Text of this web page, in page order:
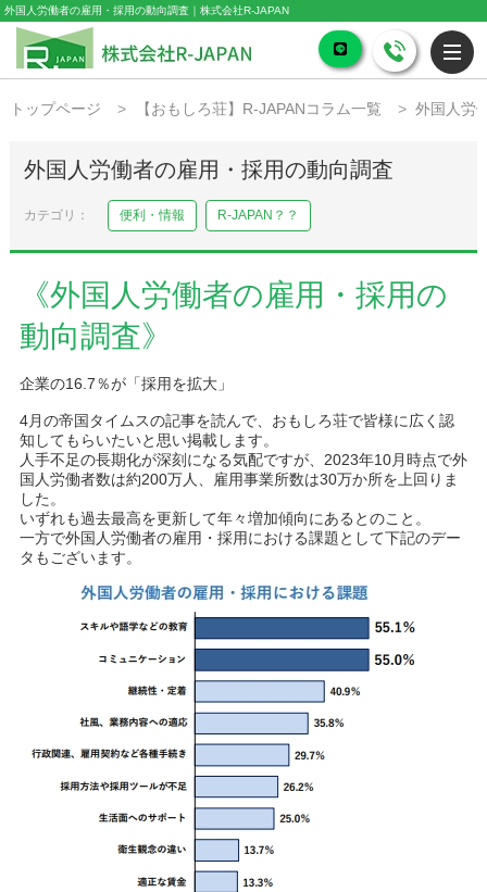
外国人労働者の雇用・採用の動向調査｜株式会社R-JAPAN
トップページ 【おもしろ荘】R-JAPANコラム一覧 外国人労
外国人労働者の雇用・採用の動向調査
便利・情報 R-JAPAN？？
《外国人労働者の雇用・採用の
動向調査》
企業の16.7％が「採用を拡大」
4月の帝国タイムスの記事を読んで、おもしろ荘で皆様に広く認
知してもらいたいと思い掲載します。
人手不足の長期化が深刻になる気配ですが、2023年10月時点で外
国人労働者数は約200万人、雇用事業所数は30万か所を上回りま
した。
いずれも過去最高を更新して年々増加傾向にあるとのこと。
一方で外国人労働者の雇用・採用における課題として下記のデー
タもございます。